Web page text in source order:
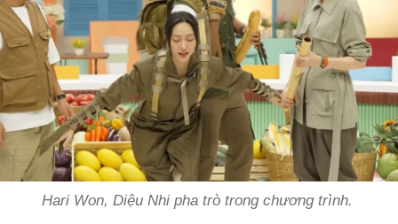
Hari Won, Diệu Nhi pha trò trong chương trình.